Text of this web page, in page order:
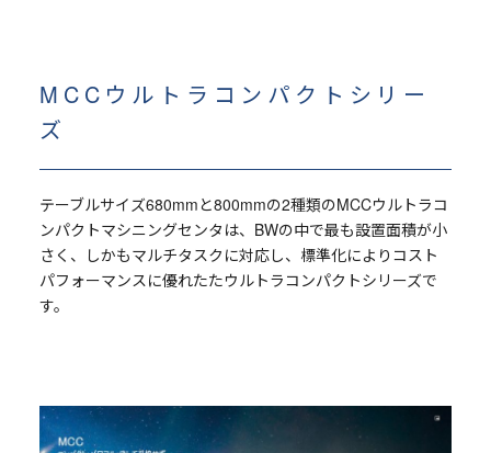
MCCウルトラコンパクトシリー
ズ
テーブルサイズ680mmと800mmの2種類のMCCウルトラコ
ンパクトマシニングセンタは、BWの中で最も設置面積が小
さく、しかもマルチタスクに対応し、標準化によりコスト
パフォーマンスに優れたたウルトラコンパクトシリーズで
す。